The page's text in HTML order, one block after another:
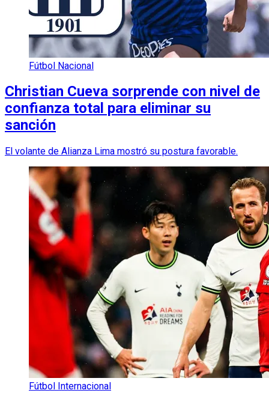
Fútbol Nacional
Christian Cueva sorprende con nivel de
confianza total para eliminar su
sanción
El volante de Alianza Lima mostró su postura favorable.
Fútbol Internacional